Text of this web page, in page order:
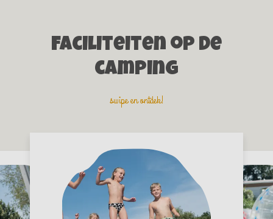
Faciliteiten op de
camping
swipe en ontdek!